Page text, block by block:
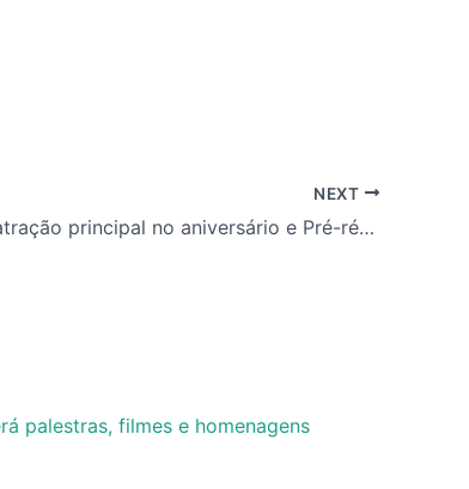
NEXT
Léo Santana será atração principal no aniversário e Pré-réveillon de Santana